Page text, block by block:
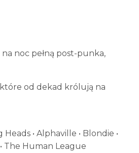
noc pełną post-punka,
od dekad królują na
• Alphaville • Blondie •
• The Human League